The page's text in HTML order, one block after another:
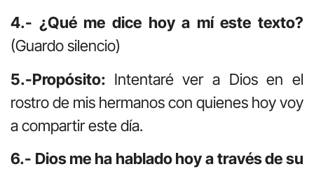
4.- ¿Qué me dice hoy a mí este texto?
(Guardo silencio)
5.-Propósito: Intentaré ver a Dios en el
rostro de mis hermanos con quienes hoy voy
a compartir este día.
6.- Dios me ha hablado hoy a través de su